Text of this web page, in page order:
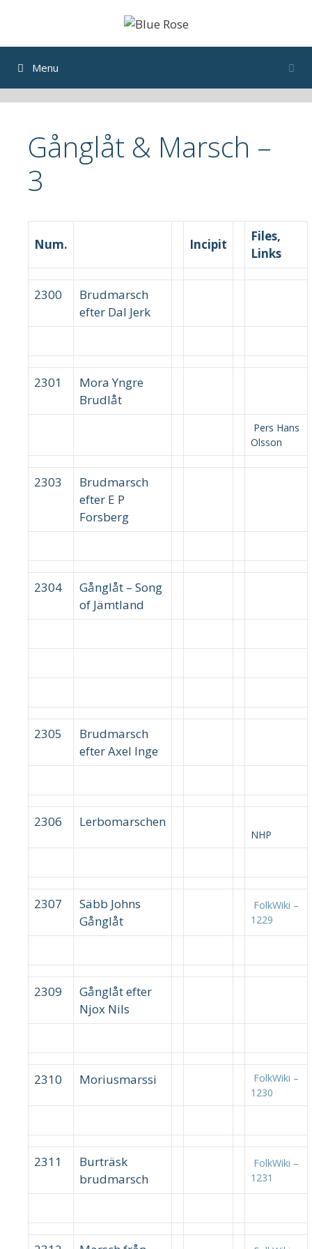
content
Menu
Gånglåt & Marsch –
3
Num. Incipit
Files,
Links
2300
Brudmarsch
efter Dal Jerk
2301
Mora Yngre
Brudlåt
Pers Hans
Olsson
2303
Brudmarsch
efter E P
Forsberg
2304
Gånglåt – Song
of Jämtland
2305
Brudmarsch
efter Axel Inge
2306 Lerbomarschen
NHP
2307
Säbb Johns
Gånglåt
FolkWiki –
1229
2309
Gånglåt efter
Njox Nils
2310 Moriusmarssi
FolkWiki –
1230
2311
Burträsk
brudmarsch
FolkWiki –
1231